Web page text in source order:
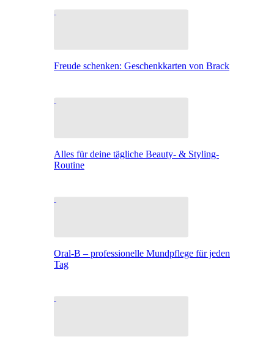
Freude schenken: Geschenkkarten von Brack
Alles für deine tägliche Beauty- & Styling-
Routine
Oral-B – professionelle Mundpflege für jeden
Tag